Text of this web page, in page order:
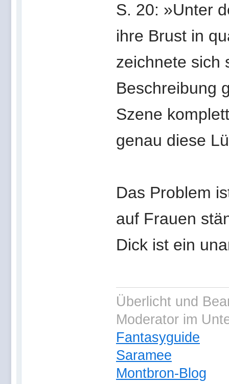
S. 20: »Unter
ihre Brust in
zeichnete sich
Beschreibung
Szene
genau diese
Das Problem
auf Frauen
Dick ist ein
Überlicht und
Moderator im
Fantasyguide
Saramee
Montbron-Blog